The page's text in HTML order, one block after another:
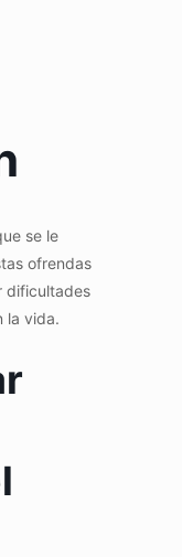
se le
ofrendas
dificultades
la vida.